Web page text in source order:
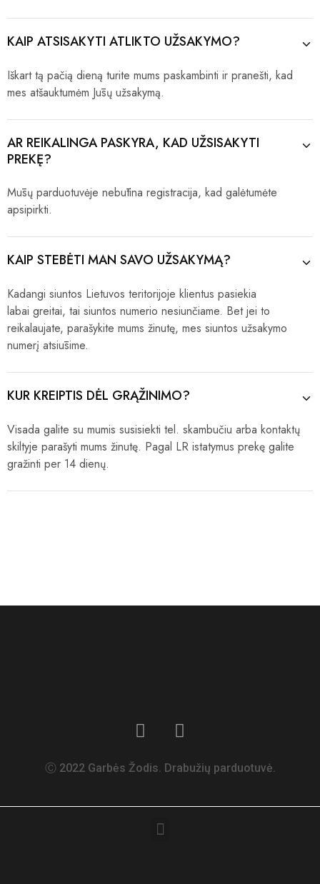
KAIP ATSISAKYTI ATLIKTO UŽSAKYMO?
Iškart tą pačią dieną turite mums paskambinti ir pranešti, kad
mes atšauktumėm Jūsų užsakymą.
AR REIKALINGA PASKYRA, KAD UŽSISAKYTI
PREKĘ?
Mūsų parduotuvėje nebūtina registracija, kad galėtumėte
apsipirkti.
KAIP STEBĖTI MAN SAVO UŽSAKYMĄ?
Kadangi siuntos Lietuvos teritorijoje klientus pasiekia
labai greitai, tai siuntos numerio nesiunčiame. Bet jei to
reikalaujate, parašykite mums žinutę, mes siuntos užsakymo
numerį atsiūsime.
KUR KREIPTIS DĖL GRĄŽINIMO?
Visada galite su mumis susisiekti tel. skambučiu arba kontaktų
skiltyje parašyti mums žinutę. Pagal LR istatymus prekę galite
gražinti per 14 dienų.
Ⓒ 2022 Garbės Žodis. Drabužių parduotuvė.